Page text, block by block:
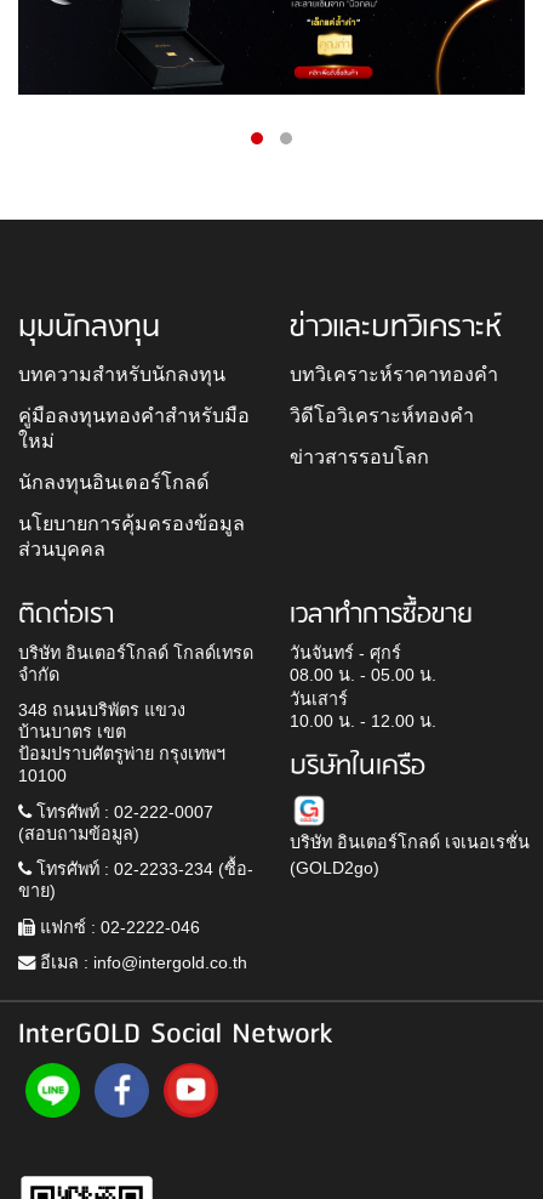
มุมนักลงทุน
บทความสำหรับนักลงทุน
คู่มือลงทุนทองคำสำหรับมือ
ใหม่
นักลงทุนอินเตอร์โกลด์
นโยบายการคุ้มครองข้อมูล
ส่วนบุคคล
ข่าวและบทวิเคราะห์
บทวิเคราะห์ราคาทองคำ
วิดีโอวิเคราะห์ทองคำ
ข่าวสารรอบโลก
ติดต่อเรา
บริษัท อินเตอร์โกลด์ โกลด์เทรด
จำกัด
348 ถนนบริพัตร แขวง
บ้านบาตร เขต
ป้อมปราบศัตรูพ่าย กรุงเทพฯ
10100
โทรศัพท์ : 02-222-0007
(สอบถามข้อมูล)
โทรศัพท์ : 02-2233-234 (ซื้อ-
ขาย)
แฟกซ์ : 02-2222-046
อีเมล : info@intergold.co.th
เวลาทำการซื้อขาย
วันจันทร์ - ศุกร์
08.00 น. - 05.00 น.
วันเสาร์
10.00 น. - 12.00 น.
บริษัทในเครือ
บริษัท อินเตอร์โกลด์ เจเนอเรชั่น
(GOLD2go)
InterGOLD Social Network